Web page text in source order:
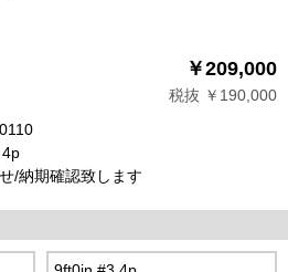
￥209,000
税抜 ￥190,000
/納期確認致します